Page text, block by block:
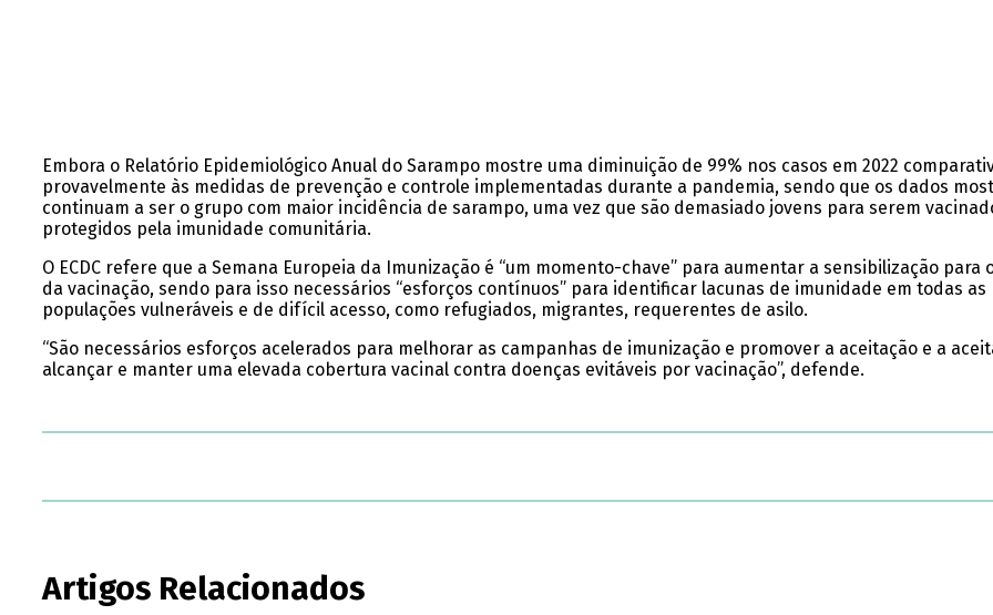
Embora o Relatório Epidemiológico Anual do Sarampo mostre uma diminuição de 99% nos casos em 2022
provavelmente às medidas de prevenção e controle implementadas durante a pandemia, sendo que os dados
continuam a ser o grupo com maior incidência de sarampo, uma vez que são demasiado jovens para serem
protegidos pela imunidade comunitária.
O ECDC refere que a Semana Europeia da Imunização é “um momento-chave” para aumentar a sensibilização
da vacinação, sendo para isso necessários “esforços contínuos” para identificar lacunas de imunidade em todas
populações vulneráveis e de difícil acesso, como refugiados, migrantes, requerentes de asilo.
“São necessários esforços acelerados para melhorar as campanhas de imunização e promover a aceitação e a
alcançar e manter uma elevada cobertura vacinal contra doenças evitáveis por vacinação”, defende.
Artigos Relacionados